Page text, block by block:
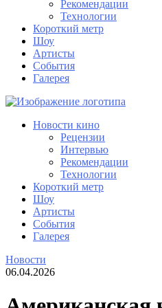
Рекомендации
Технологии
Короткий метр
Шоу
Артисты
События
Галерея
Новости кино
Рецензии
Интервью
Рекомендации
Технологии
Короткий метр
Шоу
Артисты
События
Галерея
Новости
06.04.2026